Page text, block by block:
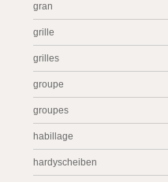
gran
grille
grilles
groupe
groupes
habillage
hardyscheiben